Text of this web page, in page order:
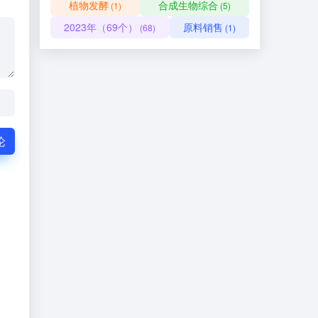
植物发酵 (1) 合成生物综合 (5)
2023年（69个） (68) 原料销售 (1)